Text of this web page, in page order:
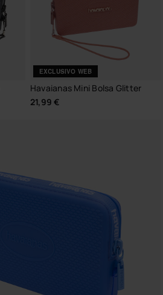
EXCLUSIVO WEB
Havaianas Mini Bolsa Glitter
21,99 €